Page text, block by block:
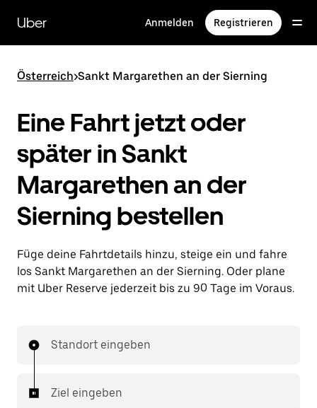
zum
Hauptinhalt
Uber Anmelden Registrieren
Österreich>Sankt Margarethen an der Sierning
Eine Fahrt jetzt oder
später in Sankt
Margarethen an der
Sierning bestellen
Füge deine Fahrtdetails hinzu, steige ein und fahre
los Sankt Margarethen an der Sierning. Oder plane
mit Uber Reserve jederzeit bis zu 90 Tage im Voraus.
Standort eingeben
Ziel eingeben